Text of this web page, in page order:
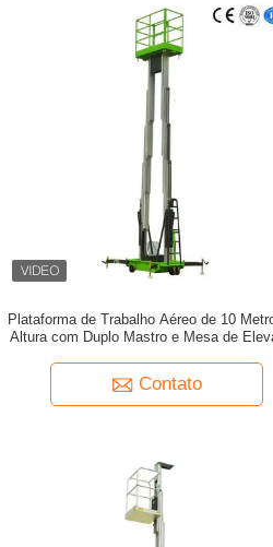
Plataforma de Trabalho Aéreo de 10
Altura com Duplo Mastro e Mesa de
Contato